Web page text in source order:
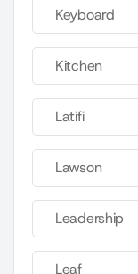
Keyboard
Kitchen
Latifi
Lawson
Leadership
Leaf